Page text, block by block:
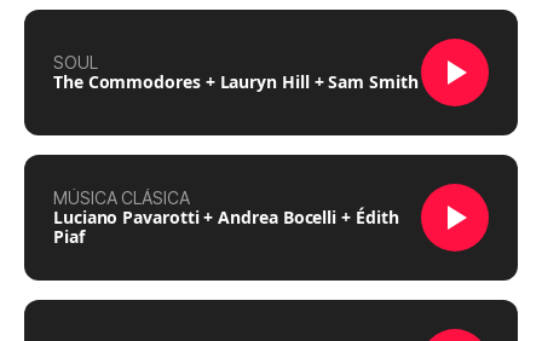
SOUL
The Commodores + Lauryn Hill + Sam Smith
MÚSICA CLÁSICA
Luciano Pavarotti + Andrea Bocelli + Édith
Piaf